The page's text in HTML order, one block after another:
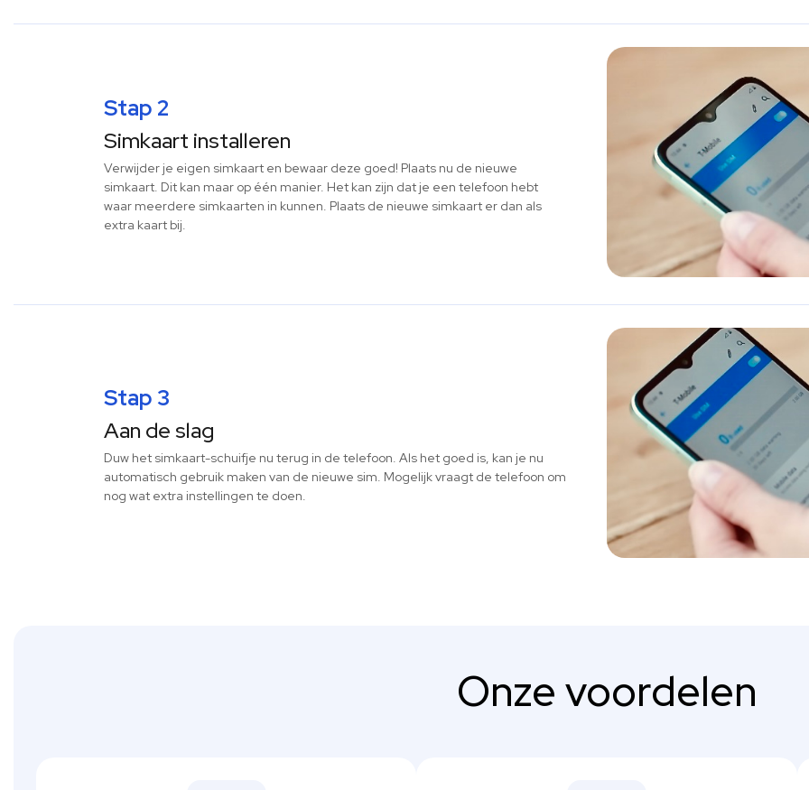
Stap 2
Simkaart installeren
Verwijder je eigen simkaart en bewaar deze goed! Plaats nu de nieuwe
simkaart. Dit kan maar op één manier. Het kan zijn dat je een telefoon hebt
waar meerdere simkaarten in kunnen. Plaats de nieuwe simkaart er dan als
extra kaart bij.
Stap 3
Aan de slag
Duw het simkaart-schuifje nu terug in de telefoon. Als het goed is, kan je nu
automatisch gebruik maken van de nieuwe sim. Mogelijk vraagt de telefoon om
nog wat extra instellingen te doen.
Onze voordelen